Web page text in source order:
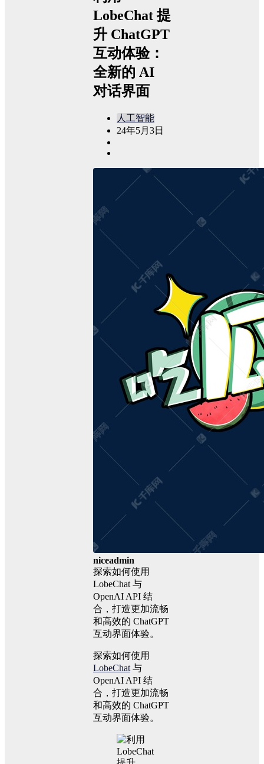
LobeChat 提
升 ChatGPT
互动体验：
全新的 AI
对话界面
人工智能
24年5月3日
niceadmin
探索如何使用
LobeChat 与
OpenAI API 结
合，打造更加流畅
和高效的 ChatGPT
互动界面体验。
探索如何使用
LobeChat 与
OpenAI API 结
合，打造更加流畅
和高效的 ChatGPT
互动界面体验。